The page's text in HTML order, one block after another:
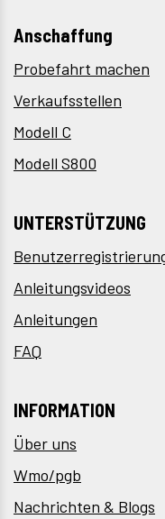
Anschaffung
Probefahrt machen
Verkaufsstellen
Modell C
Modell S800
UNTERSTÜTZUNG
Anleitungsvideos
Anleitungen
FAQ
INFORMATION
Über uns
Wmo/pgb
Nachrichten & Blogs